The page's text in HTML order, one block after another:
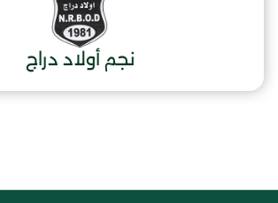
نجم أولاد دراج